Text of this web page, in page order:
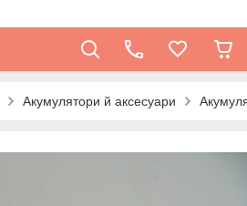
Акумулятори й аксесуари